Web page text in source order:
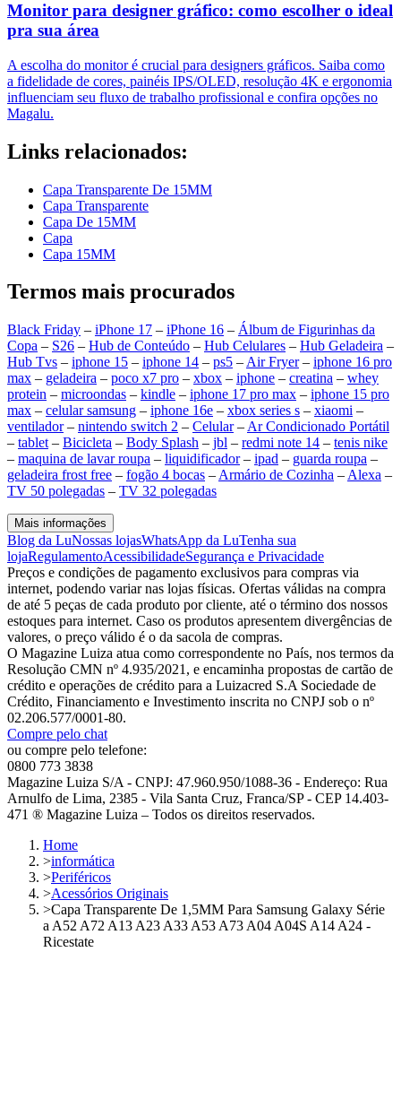
Monitor para designer gráfico: como escolher o ideal
pra sua área
A escolha do monitor é crucial para designers gráficos. Saiba como
a fidelidade de cores, painéis IPS/OLED, resolução 4K e ergonomia
influenciam seu fluxo de trabalho profissional e confira opções no
Magalu.
Links relacionados:
Capa Transparente De 15MM
Capa Transparente
Capa De 15MM
Capa
Capa 15MM
Termos mais procurados
Black Friday – iPhone 17 – iPhone 16 – Álbum de Figurinhas da
Copa – S26 – Hub de Conteúdo – Hub Celulares – Hub Geladeira –
Hub Tvs – iphone 15 – iphone 14 – ps5 – Air Fryer– iphone 16 pro
max – geladeira – poco x7 pro – xbox – iphone – creatina – whey
protein – microondas – kindle – iphone 17 pro max – iphone 15 pro
max – celular samsung – iphone 16e – xbox series s – xiaomi –
ventilador– nintendo switch 2 – Celular– Ar Condicionado Portátil
– tablet – Bicicleta – Body Splash – jbl – redmi note 14 – tenis nike
– maquina de lavar roupa – liquidificador– ipad – guarda roupa –
geladeira frost free – fogão 4 bocas – Armário de Cozinha – Alexa –
TV 50 polegadas – TV 32 polegadas
Mais informações
Blog da LuNossas lojasWhatsApp da LuTenha sua
lojaRegulamentoAcessibilidadeSegurança e Privacidade
Preços e condições de pagamento exclusivos para compras via
internet, podendo variar nas lojas físicas. Ofertas válidas na compra
de até 5 peças de cada produto por cliente, até o término dos nossos
estoques para internet. Caso os produtos apresentem divergências de
valores, o preço válido é o da sacola de compras.
O Magazine Luiza atua como correspondente no País, nos termos da
Resolução CMN nº 4.935/2021, e encaminha propostas de cartão de
crédito e operações de crédito para a Luizacred S.A Sociedade de
Crédito, Financiamento e Investimento inscrita no CNPJ sob o nº
02.206.577/0001-80.
Compre pelo chat
ou compre pelo telefone:
0800 773 3838
Magazine Luiza S/A - CNPJ: 47.960.950/1088-36 - Endereço: Rua
Arnulfo de Lima, 2385 - Vila Santa Cruz, Franca/SP - CEP 14.403-
471 ® Magazine Luiza – Todos os direitos reservados.
Home
>informática
>Periféricos
>Acessórios Originais
>Capa Transparente De 1,5MM Para Samsung Galaxy Série
a A52 A72 A13 A23 A33 A53 A73 A04 A04S A14 A24 -
Ricestate